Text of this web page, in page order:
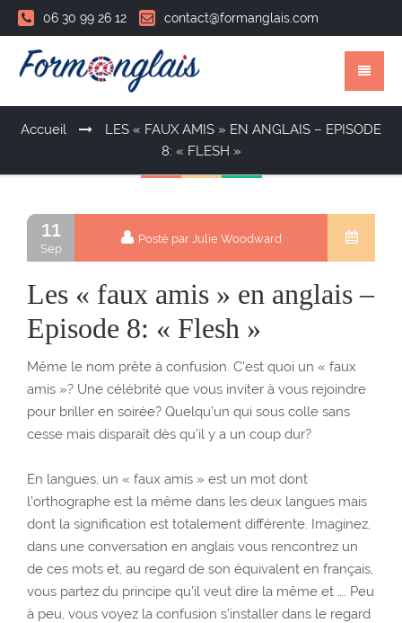
06 30 99 26 12 contact@formanglais.com
Accueil
LES « FAUX AMIS » EN ANGLAIS – EPISODE
8: « FLESH »
11
Sep
Posté par Julie Woodward
Les « faux amis » en anglais –
Episode 8: « Flesh »
Même le nom prête à confusion. C’est quoi un « faux
amis »? Une célébrité que vous inviter à vous rejoindre
pour briller en soirée? Quelqu’un qui sous colle sans
cesse mais disparaît dès qu’il y a un coup dur?
En langues, un « faux amis » est un mot dont
l’orthographe est la même dans les deux langues mais
dont la signification est totalement différente. Imaginez,
dans une conversation en anglais vous rencontrez un
de ces mots et, au regard de son équivalent en français,
vous partez du principe qu’il veut dire la même et …. Peu
à peu, vous voyez la confusion s’installer dans le regard